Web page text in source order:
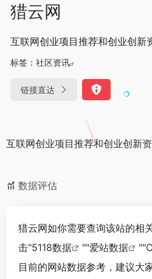
猎云网
互联网创业项目推荐和创业创新
标签： 社区资讯
链接直达
互联网创业项目推荐和创业创新
数据评估
猎云网如你需要查询该站的相
击"5118数据 ""爱站数据 ""
目前的网站数据参考，建议大